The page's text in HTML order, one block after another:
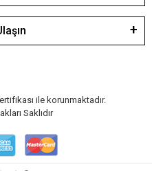
ile korunmaktadır.
Saklıdır